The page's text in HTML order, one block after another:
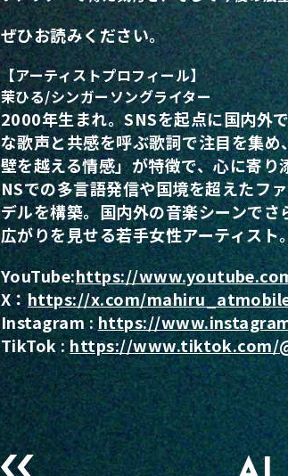
ぜひお読みください。
【アーティストプロフィール】
茉ひる/シンガーソングライター
2000年生まれ。SNSを起点に国内外
な歌声と共感を呼ぶ歌詞で注目を集
壁を越える情感」が特徴で、心に寄
NSでの多言語発信や国境を超えたフ
デルを構築。国内外の音楽シーンで
広がりを見せる若手女性アーティスト
YouTube:https://
X：https://x.com/
Instagram :https://
TikTok :https://www.tiktok.com/